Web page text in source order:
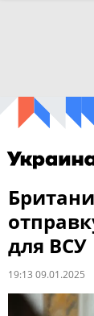
для ВСУ
19:13 09.01.2025